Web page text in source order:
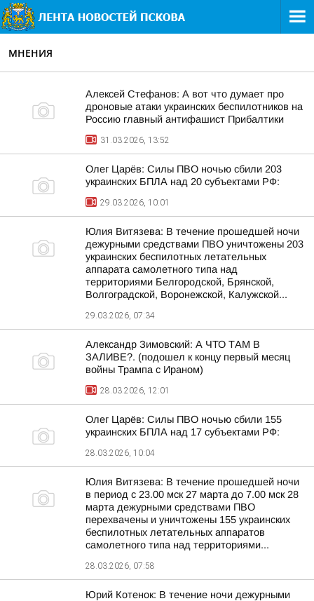
МНЕНИЯ
Алексей Стефанов: А вот что думает про
дроновые атаки украинских беспилотников на
Россию главный антифашист Прибалтики
31.03.2026, 13:52
Олег Царёв: Силы ПВО ночью сбили 203
украинских БПЛА над 20 субъектами РФ:
29.03.2026, 10:01
Юлия Витязева: В течение прошедшей ночи
дежурными средствами ПВО уничтожены 203
украинских беспилотных летательных
аппарата самолетного типа над
территориями Белгородской, Брянской,
Волгоградской, Воронежской, Калужской...
29.03.2026, 07:34
Александр Зимовский: А ЧТО ТАМ В
ЗАЛИВЕ?. (подошел к концу первый месяц
войны Трампа с Ираном)
28.03.2026, 12:01
Олег Царёв: Силы ПВО ночью сбили 155
украинских БПЛА над 17 субъектами РФ:
28.03.2026, 10:04
Юлия Витязева: В течение прошедшей ночи
в период с 23.00 мск 27 марта до 7.00 мск 28
марта дежурными средствами ПВО
перехвачены и уничтожены 155 украинских
беспилотных летательных аппаратов
самолетного типа над территориями...
28.03.2026, 07:58
Юрий Котенок: В течение ночи дежурными